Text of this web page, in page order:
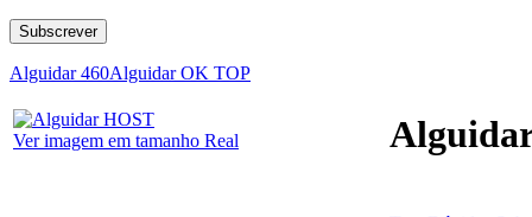
Alguidar 460Alguidar OK TOP
Ver imagem em tamanho Real